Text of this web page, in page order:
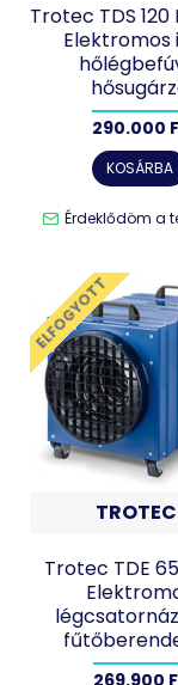
Trotec TDS 120
Elektromos
290.000
KOSÁRBA
Érdeklődöm a
ELFOGYOTT
TROTEC
Trotec TDE
269.900